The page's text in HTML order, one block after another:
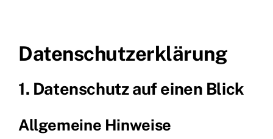
Datenschutz­erklärung
1. Datenschutz auf einen Blick
Allgemeine Hinweise